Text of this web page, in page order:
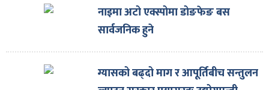
नाइमा अटो एक्स्पोमा डोङफेङ बस
सार्वजनिक हुने
ग्यासको बढ्दो माग र आपूर्तिबीच सन्तुलन